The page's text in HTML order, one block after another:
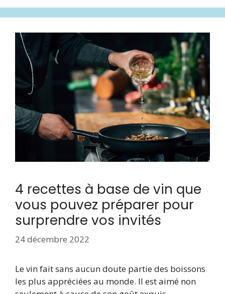
4 recettes à base de vin que
vous pouvez préparer pour
surprendre vos invités
24 décembre 2022
Le vin fait sans aucun doute partie des boissons
les plus appréciées au monde. Il est aimé non